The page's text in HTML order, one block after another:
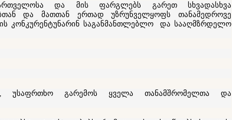
და მის ფარგლებს გარეთ სხვადასხვა
და მათთან ერთად უზრუნველყოფს თანამედროვე
კონკურენტუნარინ საგანმანთლებლო და სააღმზრდელო
უსაფრთხო გარემოს ყველა თანამშრომელთა და